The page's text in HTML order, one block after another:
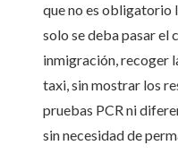
que no es obligatorio
solo se deba pasar el
inmigración, recoger
taxi, sin mostrar los
pruebas PCR ni
sin necesidad de